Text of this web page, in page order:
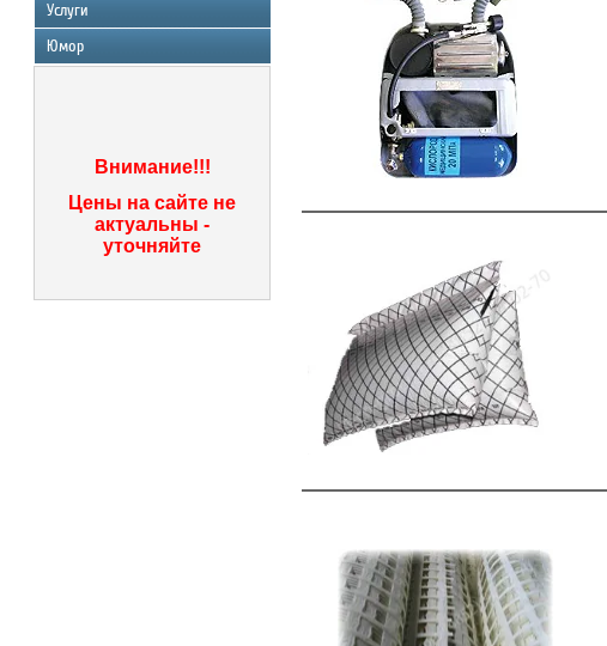
Услуги
Юмор
Внимание!!!
Цены на сайте не
актуальны -
уточняйте